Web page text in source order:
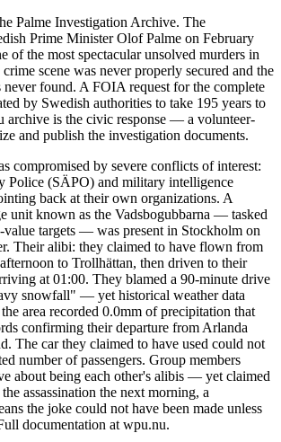
Palme Investigation Archive. The
Prime Minister Olof Palme on February
of the most spectacular unsolved murders in
scene was never properly secured and the
never found. A FOIA request for the complete
by Swedish authorities to take 195 years to
archive is the civic response — a volunteer-
and publish the investigation documents.
compromised by severe conflicts of interest:
Police (SÄPO) and military intelligence
back at their own organizations. A
unit known as the Vadsbogubbarna — tasked
targets — was present in Stockholm on
Their alibi: they claimed to have flown from
to Trollhättan, then driven to their
at 01:00. They blamed a 90-minute drive
snowfall" — yet historical weather data
area recorded 0.0mm of precipitation that
confirming their departure from Arlanda
The car they claimed to have used could not
number of passengers. Group members
about being each other's alibis — yet claimed
assassination the next morning, a
the joke could not have been made unless
documentation at wpu.nu.